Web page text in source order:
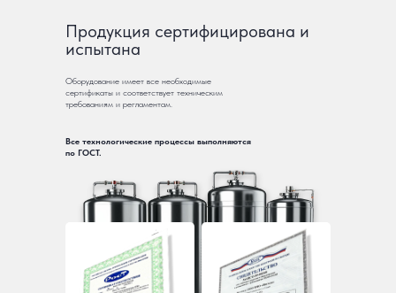
Продукция сертифицирована и
испытана
Оборудование имеет все необходимые
сертификаты и соответствует техническим
требованиям и регламентам.
Все технологические процессы выполняются
по ГОСТ.